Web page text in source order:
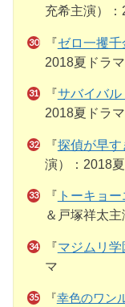
充希主演）
『ゼロ一攫千
2018夏ドラマ
『サバイバ
2018夏ドラマ
『探偵が早す
演）：2018
『 トーキョ
＆戸塚祥太
『マジムリ学
マ
『幸色のワン